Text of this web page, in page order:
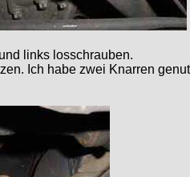
links losschrauben.
Ich habe zwei Knarren